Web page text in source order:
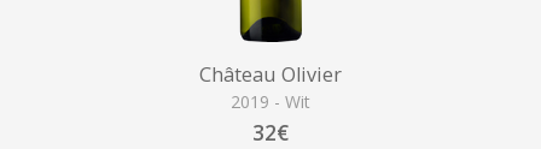
Château Olivier
2019 - Wit
32€